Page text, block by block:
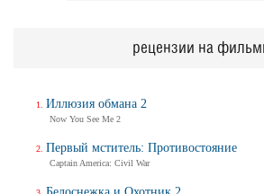
рецензии на
Иллюзия обмана 2
Now You See Me 2
Первый мститель: Противостояние
Captain America: Civil War